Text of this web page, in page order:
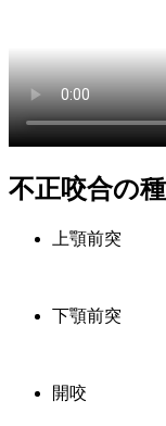
不正咬合の
上顎前突
下顎前突
開咬